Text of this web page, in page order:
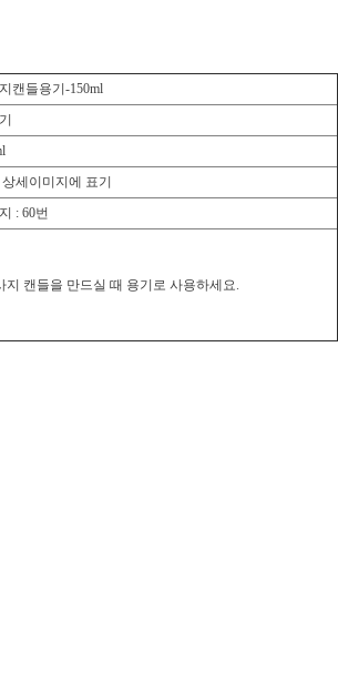
캔들용기-150ml
세이미지에 표기
: 60번
지 캔들을 만드실 때 용기로 사용하세요.